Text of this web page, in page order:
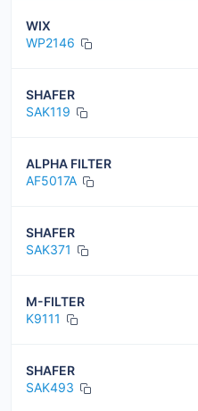
WIX
WP2146
SHAFER
SAK119
ALPHA FILTER
AF5017A
SHAFER
SAK371
M-FILTER
K9111
SHAFER
SAK493